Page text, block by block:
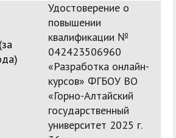
Удостоверение о
повышении
квалификации №
042423506960
«Разработка онлайн-
курсов» ФГБОУ ВО
«Горно-Алтайский
государственный
университет 2025 г.